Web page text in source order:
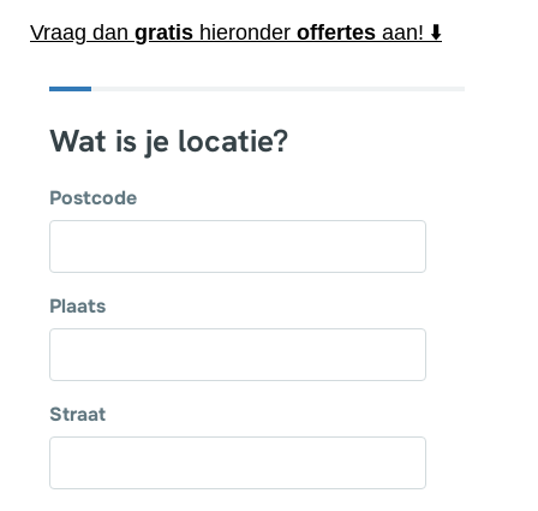
Vraag dan gratis hieronder offertes aan! ⬇️